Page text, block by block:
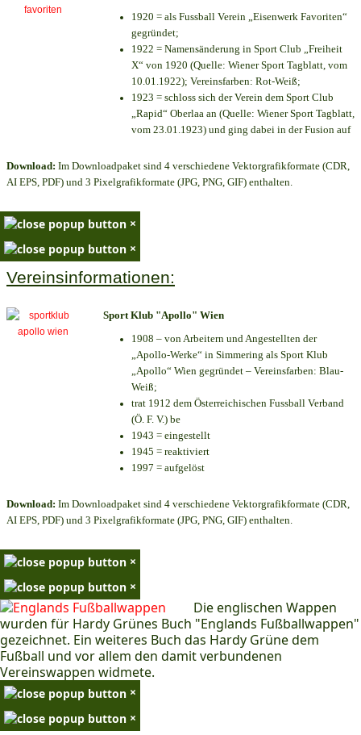
1920 = als Fussball Verein „Eisenwerk Favoriten“
gegründet;
1922 = Namensänderung in Sport Club „Freiheit
X“ von 1920 (Quelle: Wiener Sport Tagblatt, vom
10.01.1922); Vereinsfarben: Rot-Weiß;
1923 = schloss sich der Verein dem Sport Club
„Rapid“ Oberlaa an (Quelle: Wiener Sport Tagblatt,
vom 23.01.1923) und ging dabei in der Fusion auf
Download: Im Downloadpaket sind 4 verschiedene Vektorgrafikformate (CDR,
AI EPS, PDF) und 3 Pixelgrafikformate (JPG, PNG, GIF) enthalten.
×
×
Vereinsinformationen:
Sport Klub "Apollo" Wien
1908 – von Arbeitern und Angestellten der
„Apollo-Werke“ in Simmering als Sport Klub
„Apollo“ Wien gegründet – Vereinsfarben: Blau-
Weiß;
trat 1912 dem Österreichischen Fussball Verband
(Ö. F. V.) be
1943 = eingestellt
1945 = reaktiviert
1997 = aufgelöst
Download: Im Downloadpaket sind 4 verschiedene Vektorgrafikformate (CDR,
AI EPS, PDF) und 3 Pixelgrafikformate (JPG, PNG, GIF) enthalten.
×
×
Die englischen Wappen
wurden für Hardy Grünes Buch "Englands Fußballwappen"
gezeichnet. Ein weiteres Buch das Hardy Grüne dem
Fußball und vor allem den damit verbundenen
Vereinswappen widmete.
×
×